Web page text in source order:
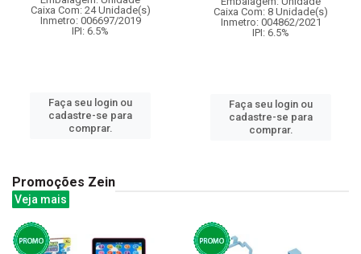
Caixa Com: 24 Unidade(s)
Inmetro: 006697/2019
IPI: 6.5%
Faça seu login ou
cadastre-se para
comprar.
Caixa Com: 8 Unidade(s)
Inmetro: 004862/2021
IPI: 6.5%
Faça seu login ou
cadastre-se para
comprar.
Promoções Zein
Veja mais